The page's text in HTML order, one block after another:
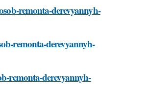
remonta-derevyannyh-
remonta-derevyannyh-
remonta-derevyannyh-